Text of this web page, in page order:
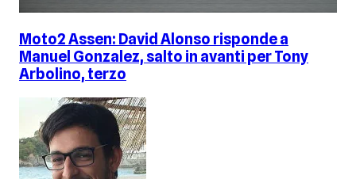
Moto2 Assen: David Alonso risponde a
Manuel Gonzalez, salto in avanti per Tony
Arbolino, terzo